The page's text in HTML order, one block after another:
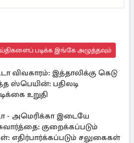
படிக்க இங்கே அழுத்தவும்
விவகாரம்: இத்தாலிக்கு கெடு
ஸ்பெயின்: பதிலடி
உறுதி
- அமெரிக்கா இடையே
குறைக்கப்படும்
எதிர்பார்க்கப்படும் சலுகைகள்